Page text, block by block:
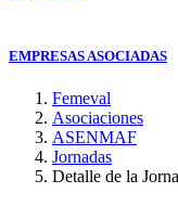
EMPRESAS ASOCIADAS
Femeval
Asociaciones
ASENMAF
Jornadas
Detalle de la